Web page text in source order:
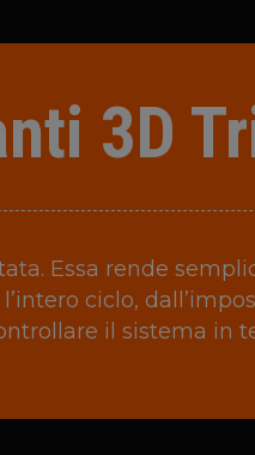
3D
Essa rende
ciclo,
il sistema in